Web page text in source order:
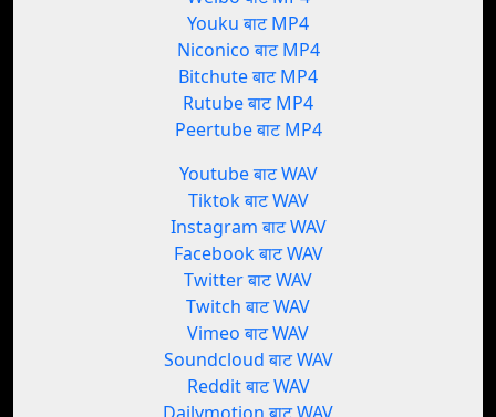
Youku बाट MP4
Niconico बाट MP4
Bitchute बाट MP4
Rutube बाट MP4
Peertube बाट MP4
Youtube बाट WAV
Tiktok बाट WAV
Instagram बाट WAV
Facebook बाट WAV
Twitter बाट WAV
Twitch बाट WAV
Vimeo बाट WAV
Soundcloud बाट WAV
Reddit बाट WAV